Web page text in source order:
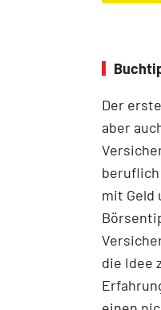
Der
aber
beruflich
mit Geld
die Idee